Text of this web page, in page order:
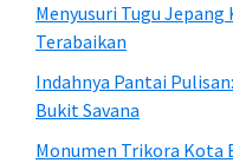
Menyusuri Tugu Jepang
Terabaikan
Indahnya Pantai
Bukit Savana
Monumen Trikora Kota